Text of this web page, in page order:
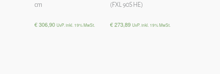
cm
€306,90 UvP. inkl. 19% MwSt.
(FXL 90S HE)
€273,89 UvP. inkl. 19% MwSt.